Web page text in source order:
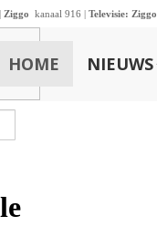
Ziggo kanaal 916 | Televisie: Ziggo
HOME NIEUWS